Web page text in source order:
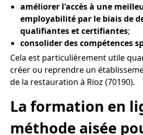
améliorer l'accès à une
employabilité par le biais de
qualifiantes et certifiantes;
consolider des compétences
Cela est particulièrement utile
créer ou reprendre un
de la restauration à Rioz (70190).
La formation en
méthode aisée